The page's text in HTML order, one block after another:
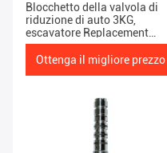
Blocchetto della valvola di
riduzione di auto 3KG,
escavatore Replacement
Parts di PC200-6 KOMATSU
Ottenga il migliore prezzo